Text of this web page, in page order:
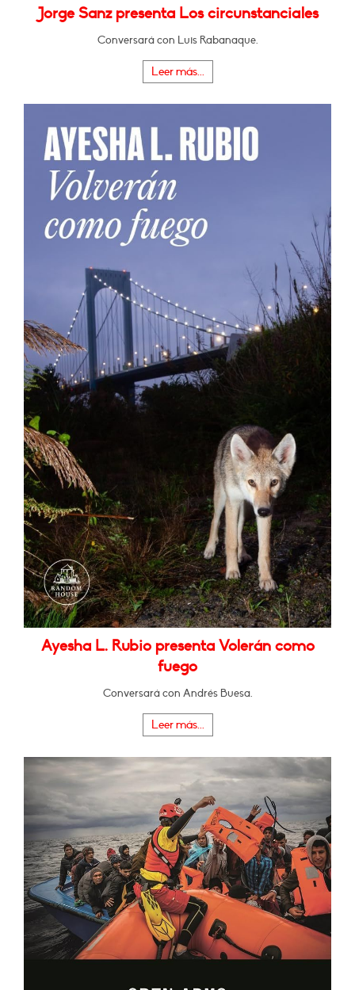
Jorge Sanz presenta Los circunstanciales
Conversará con Luis Rabanaque.
Leer más...
Ayesha L. Rubio presenta Volerán como
fuego
Conversará con Andrés Buesa.
Leer más...